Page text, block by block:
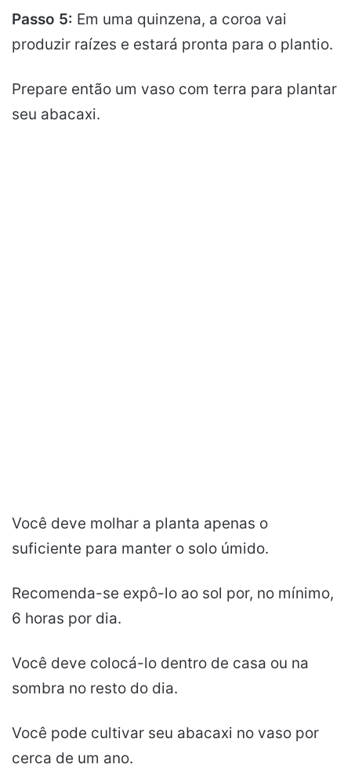
Passo 5: Em uma quinzena, a coroa vai
produzir raízes e estará pronta para o plantio.
Prepare então um vaso com terra para plantar
seu abacaxi.
Você deve molhar a planta apenas o
suficiente para manter o solo úmido.
Recomenda-se expô-lo ao sol por, no mínimo,
6 horas por dia.
Você deve colocá-lo dentro de casa ou na
sombra no resto do dia.
Você pode cultivar seu abacaxi no vaso por
cerca de um ano.